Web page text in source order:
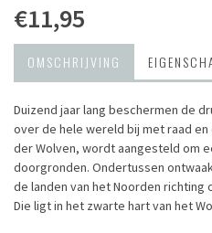
€11,95
OMSCHRIJVING
Duizend jaar lang beschermen de
over de hele wereld bij met raad
der Wolven, wordt aangesteld om
doorgronden. Ondertussen
de landen van het Noorden richting
Die ligt in het zwarte hart van het